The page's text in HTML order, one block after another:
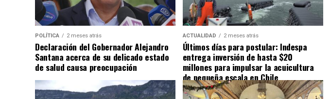
POLÍTICA 2 meses atrás
Declaración del Gobernador Alejandro
Santana acerca de su delicado estado
de salud causa preocupación
ACTUALIDAD 2 meses atrás
Últimos días para postular: Indespa
entrega inversión de hasta $20
millones para impulsar la acuicultura
de pequeña escala en Chile